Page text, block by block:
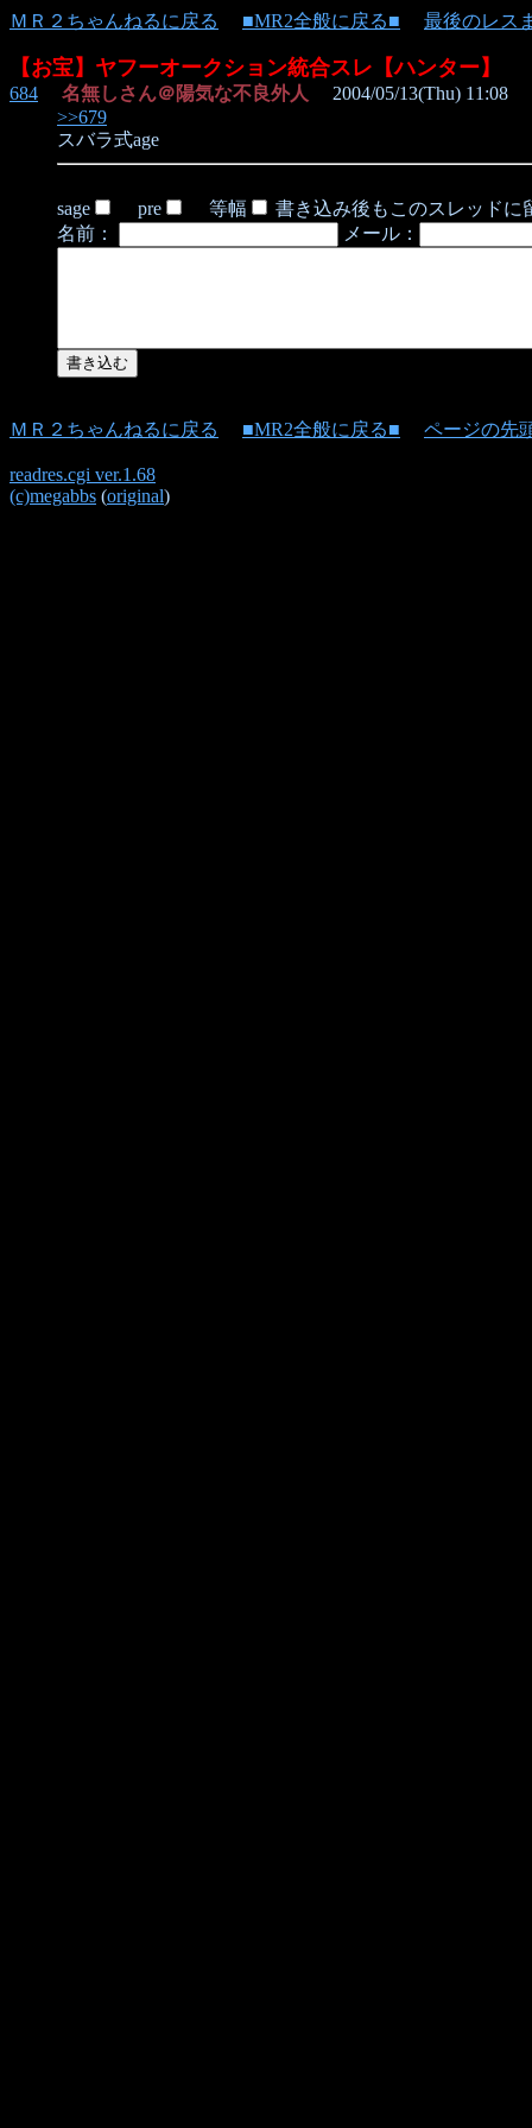
ＭＲ２ちゃんねるに戻る ■MR2全般に戻る■ 最後のレス
【お宝】ヤフーオークション統合スレ【ハンター】
684 名無しさん＠陽気な不良外人
2004/05/13(Thu) 11:08
>>679
スバラ式age
sage pre 等幅
書き込み後もこのスレッドに
名前：
メール：
ＭＲ２ちゃんねるに戻る ■MR2全般に戻る■ ページの先
readres.cgi ver.1.68
(c)megabbs (original)